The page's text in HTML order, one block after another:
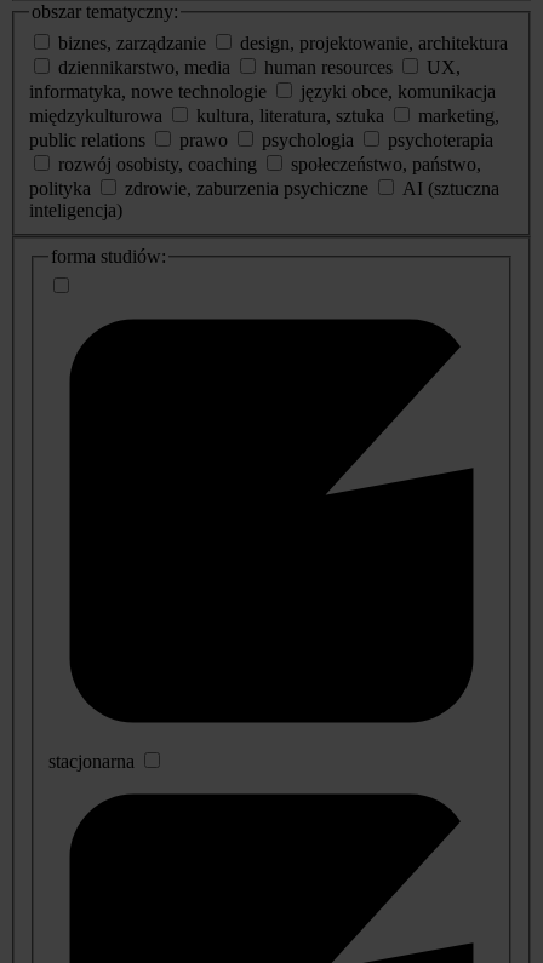
obszar tematyczny:
biznes, zarządzanie
design, projektowanie, architektura
dziennikarstwo, media
human resources
UX,
informatyka, nowe technologie
języki obce, komunikacja
międzykulturowa
kultura, literatura, sztuka
marketing,
public relations
prawo psychologia
psychoterapia
rozwój osobisty, coaching
społeczeństwo, państwo,
polityka
zdrowie, zaburzenia psychiczne
AI (sztuczna
inteligencja)
dodatkowe
informacje
forma studiów:
stacjonarna